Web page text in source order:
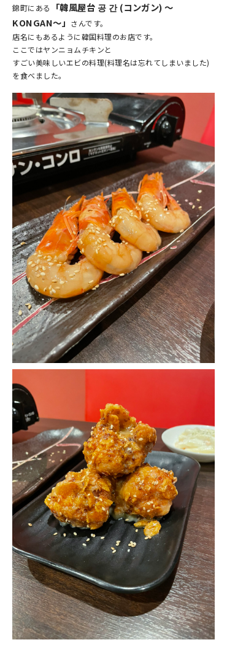
錦町にある
「韓風屋台 공 간 (コンガン) 〜
KONGAN〜」 さんです。
店名にもあるように韓国料理のお店です。
ここではヤンニョムチキンと
すごい美味しいエビの料理(料理名は忘れてしまいました)
を食べました。